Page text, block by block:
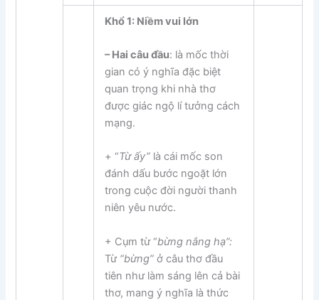
Khổ 1: Niềm vui lớn
–Hai câu đầu: là mốc thời
gian có ý nghĩa đặc biệt
quan trọng khi nhà thơ
được giác ngộ lí tưởng cách
mạng.
+ “Từ ấy” là cái mốc son
đánh dấu bước ngoặt lớn
trong cuộc đời người thanh
niên yêu nước.
+ Cụm từ “bừng nắng hạ”:
Từ “bừng” ở câu thơ đầu
tiên như làm sáng lên cả bài
thơ, mang ý nghĩa là thức